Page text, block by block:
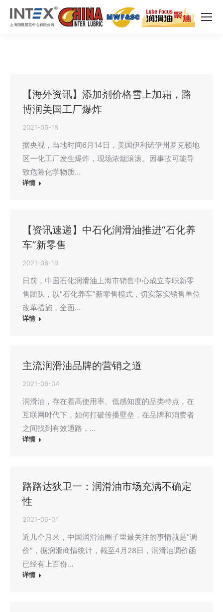
【海外资讯】添加剂价格雪上加霜，路
博润美国工厂爆炸
2021-06-18
据央视，当地时间6月14日，美国伊利诺伊州罗克顿地
区一化工厂发生爆炸，现场浓烟滚滚。因事故可能导
致危险化学物质…
详情
【资讯速递】中石化润滑油推进“石化养
车”新零售
2021-06-16
日前，中国石化润滑油上海市销售中心成立专职新零
售团队，以”石化养车”新零售模式，切实落实销售单位
改革措施，全面…
详情
主流润滑油品牌的营销之道
2021-06-04
润滑油，存在着高使用率、低感知度的品类特点，在
互联网时代下，如何打破传播壁垒，在品牌和消费者
之间找到有效通路，…
详情
路路达狄卫一：润滑油市场充满不确定
性
2021-06-01
近几个月来，中国润滑油圈子里最关注的事情就是“调
价”，据润滑商情统计，截至4月28日，润滑油调价函
已经有上百份…
详情